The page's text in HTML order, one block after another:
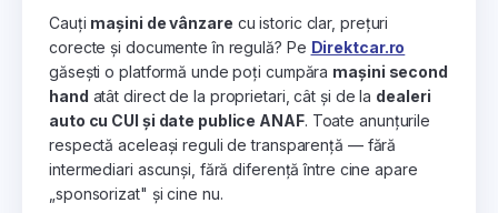
Cauți mașini de vânzare cu istoric clar, prețuri
corecte și documente în regulă? Pe Direktcar.ro
găsești o platformă unde poți cumpăra mașini second
hand atât direct de la proprietari, cât și de la dealeri
auto cu CUI și date publice ANAF. Toate anunțurile
respectă aceleași reguli de transparență — fără
intermediari ascunși, fără diferență între cine apare
„sponsorizat" și cine nu.